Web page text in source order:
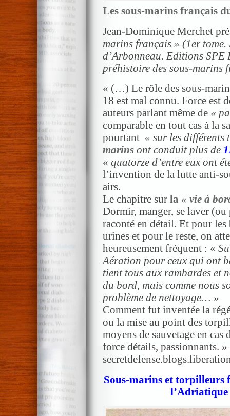
Les sous-marins français
Jean-Dominique Merchet
marins français » (1er
d’Arbonneau. Editions SPE
préhistoire des sous-marins
« (…) Le rôle des sous-
18 est mal connu. Force est
auteurs parlant même de «
comparable en tout cas à la
pourtant « sur les différents
marins ont conduit plus de
« quatorze d’entre eux ont
l’invention de la lutte anti-
airs.
Le chapitre sur la « vie à
Dormir, manger, se laver
raconté en détail. Et pour
urines et pour le reste, on
heureusement fréquent : «
Aération pour ceux qui ont
tient tous aux rambardes et
du bord, mais comme nous
problème de nettoyage… »
Comment fut inventée la
ou la mise au point des
moyens de sauvetage en
force détails, passionnants.
Sous-marins et torpilleurs
l’Adriatique